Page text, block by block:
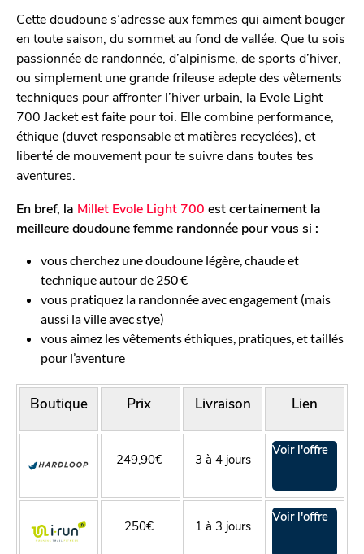
Cette doudoune s’adresse aux femmes qui aiment bouger
en toute saison, du sommet au fond de vallée. Que tu sois
passionnée de randonnée, d’alpinisme, de sports d’hiver,
ou simplement une grande frileuse adepte des vêtements
techniques pour affronter l’hiver urbain, la Evole Light
700 Jacket est faite pour toi. Elle combine performance,
éthique (duvet responsable et matières recyclées), et
liberté de mouvement pour te suivre dans toutes tes
aventures.
En bref, la Millet Evole Light 700 est certainement la
meilleure doudoune femme randonnée pour vous si :
vous cherchez une doudoune légère, chaude et
technique autour de 250 €
vous pratiquez la randonnée avec engagement (mais
aussi la ville avec stye)
vous aimez les vêtements éthiques, pratiques, et taillés
pour l’aventure
Boutique Prix Livraison Lien
249,90€ 3 à 4 jours
Voir l'offre
250€ 1 à 3 jours
Voir l'offre